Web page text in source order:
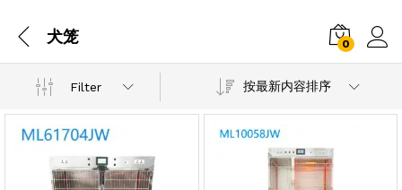
犬笼 0
Filter 按最新内容排序